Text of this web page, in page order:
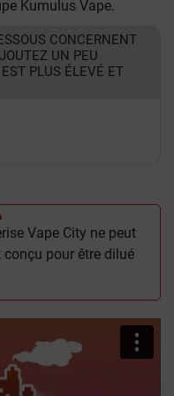
Kumulus Vape.
CONCERNENT
UN PEU
PLUS ÉLEVÉ ET
Vape City ne peut
pour être dilué